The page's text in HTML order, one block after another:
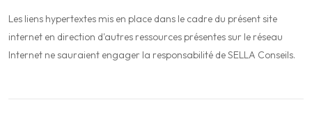
Les liens hypertextes mis en place dans le cadre du présent site
internet en direction d'autres ressources présentes sur le réseau
Internet ne sauraient engager la responsabilité de SELLA Conseils.